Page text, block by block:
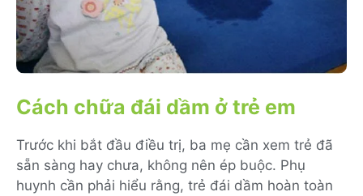
Cách chữa đái dầm ở trẻ em
Trước khi bắt đầu điều trị, ba mẹ cần xem trẻ đã
sẵn sàng hay chưa, không nên ép buộc. Phụ
huynh cần phải hiểu rằng, trẻ đái dầm hoàn toàn